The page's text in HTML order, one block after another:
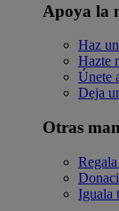
Apoya la
Haz
Hazte
Únete
Deja
Otras
Iguala